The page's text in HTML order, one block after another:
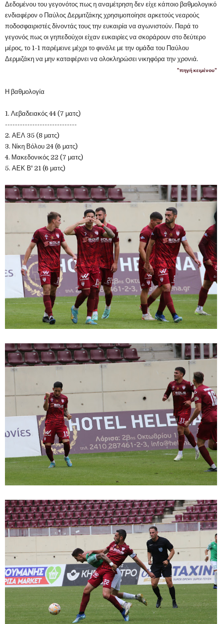
Δεδομένου του γεγονότος πως η αναμέτρηση δεν είχε κάποιο βαθμολογικό
ενδιαφέρον ο Παύλος Δερμιτζάκης χρησιμοποίησε αρκετούς νεαρούς
ποδοσφαιριστές δίνοντάς τους την ευκαιρία να αγωνιστούν. Παρά το
γεγονός πως οι γηπεδούχοι είχαν ευκαιρίες να σκοράρουν στο δεύτερο
μέρος, το 1-1 παρέμεινε μέχρι το φινάλε με την ομάδα του Παύλου
Δερμιζάκη να μην καταφέρνει να ολοκληρώσει νικηφόρα την χρονιά.
"πηγή κειμένου"
Η βαθμολογία
1. Λεβαδειακός 44 (7 ματς)
-----------------------------
2. ΑΕΛ 35 (8 ματς)
3. Νίκη Βόλου 24 (6 ματς)
4. Μακεδονικός 22 (7 ματς)
5. ΑΕΚ Β' 21 (6 ματς)